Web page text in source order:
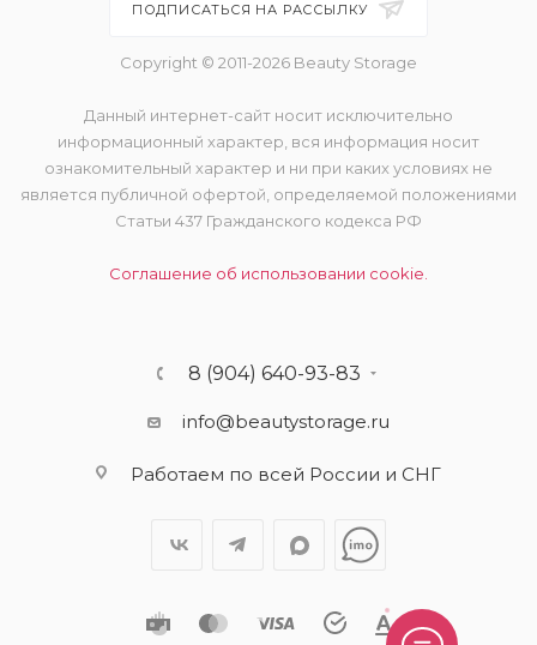
ПОДПИСАТЬСЯ НА РАССЫЛКУ
Copyright © 2011-2026 Beauty Storage
Данный интернет-сайт носит исключительно
информационный характер, вся информация носит
ознакомительный характер и ни при каких условиях не
является публичной офертой, определяемой положениями
Статьи 437 Гражданского кодекса РФ
Соглашение об использовании cookie.
8 (904) 640-93-83
info@beautystorage.ru
Работаем по всей России и СНГ